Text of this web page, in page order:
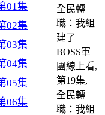
01集
02集
03集
04集
05集
06集
全民轉
職：我組
建了
BOSS軍
團線上看,
第19集,
全民轉
職：我組